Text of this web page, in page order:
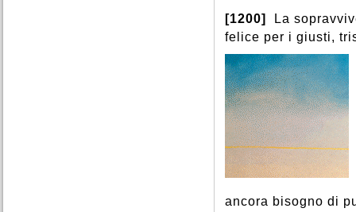
[1200]
La
felice per i giusti,
ancora bisogno di